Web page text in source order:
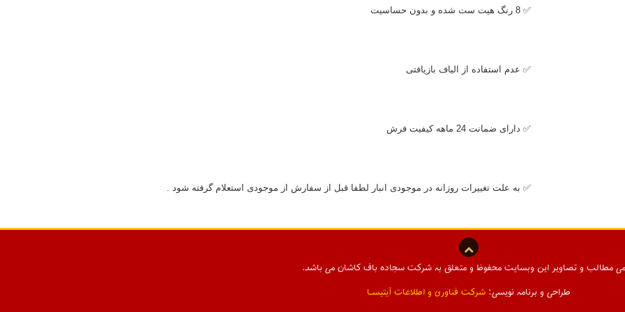
✅ 8 رنگ هیت ست شده و بدون حساسیت
✅ عدم استفاده از الیاف بازیافتی
✅ دارای ضمانت 24 ماهه کیفیت فرش
✅ به علت تغییرات روزانه در موجودی انبار لطفا قبل از سفارش از موجودی استعلام گرفته شود .
مطالب و تصاویر این وبسایت محفوظ و متعلق به شرکت سجاده باف کاشان می باشد.
طراحی و برنامه نویسی: شرکت فناوری و اطلاعات آیتیسـا